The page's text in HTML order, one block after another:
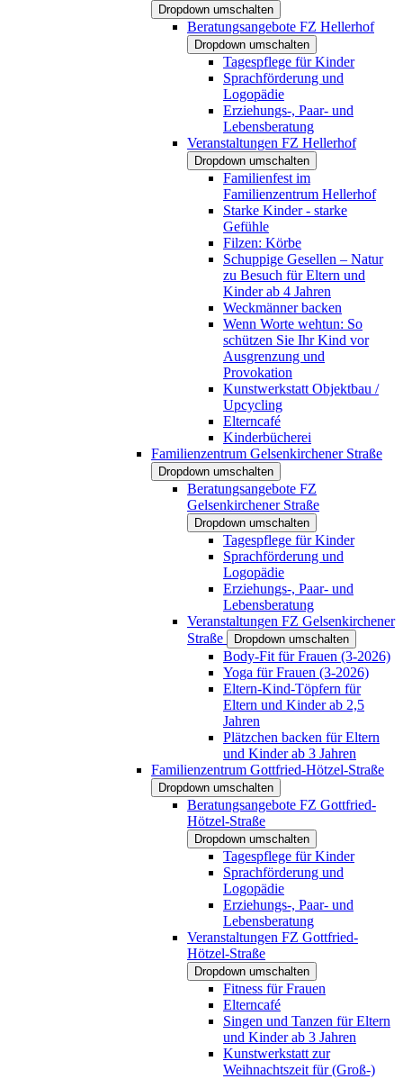
Dropdown umschalten
Beratungsangebote FZ Hellerhof
Dropdown umschalten
Tagespflege für Kinder
Sprachförderung und
Logopädie
Erziehungs-, Paar- und
Lebensberatung
Veranstaltungen FZ Hellerhof
Dropdown umschalten
Familienfest im
Familienzentrum Hellerhof
Starke Kinder - starke
Gefühle
Filzen: Körbe
Schuppige Gesellen – Natur
zu Besuch für Eltern und
Kinder ab 4 Jahren
Weckmänner backen
Wenn Worte wehtun: So
schützen Sie Ihr Kind vor
Ausgrenzung und
Provokation
Kunstwerkstatt Objektbau /
Upcycling
Elterncafé
Kinderbücherei
Familienzentrum Gelsenkirchener Straße
Dropdown umschalten
Beratungsangebote FZ
Gelsenkirchener Straße
Dropdown umschalten
Tagespflege für Kinder
Sprachförderung und
Logopädie
Erziehungs-, Paar- und
Lebensberatung
Veranstaltungen FZ Gelsenkirchener
Straße
Dropdown umschalten
Body-Fit für Frauen (3-2026)
Yoga für Frauen (3-2026)
Eltern-Kind-Töpfern für
Eltern und Kinder ab 2,5
Jahren
Plätzchen backen für Eltern
und Kinder ab 3 Jahren
Familienzentrum Gottfried-Hötzel-Straße
Dropdown umschalten
Beratungsangebote FZ Gottfried-
Hötzel-Straße
Dropdown umschalten
Tagespflege für Kinder
Sprachförderung und
Logopädie
Erziehungs-, Paar- und
Lebensberatung
Veranstaltungen FZ Gottfried-
Hötzel-Straße
Dropdown umschalten
Fitness für Frauen
Elterncafé
Singen und Tanzen für Eltern
und Kinder ab 3 Jahren
Kunstwerkstatt zur
Weihnachtszeit für (Groß-)